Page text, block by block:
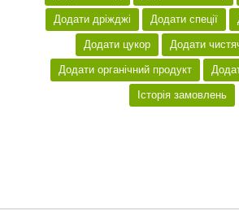
Додати дріжджі Додати спеції
Додати цукор Додати
Додати органічний продукт
Історія замовлень